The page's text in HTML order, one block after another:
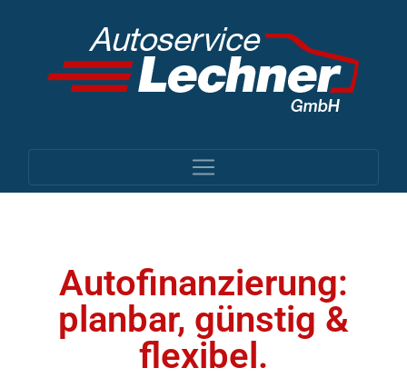
Autofinanzierung:
planbar, günstig &
flexibel.